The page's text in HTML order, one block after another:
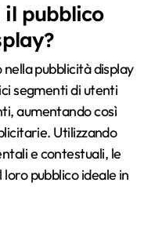
il pubblico
pubblicità display
segmenti di utenti
aumentando così
Utilizzando
e contestuali, le
pubblico ideale in